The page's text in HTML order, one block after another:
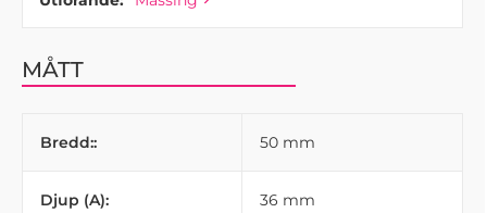
MÅTT
Bredd:: 50 mm
Djup (A): 36 mm